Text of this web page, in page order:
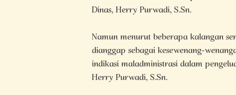
Dinas, Herry Purwadi, S.Sn.
Namun menurut beberapa kalangan
dianggap sebagai kesewenang-
indikasi maladministrasi dalam
Herry Purwadi, S.Sn.